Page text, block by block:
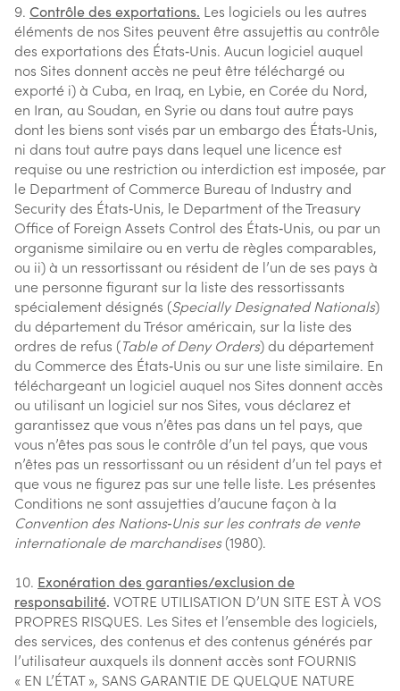
Contrôle des exportations. Les logiciels ou les autres
éléments de nos Sites peuvent être assujettis au contrôle
des exportations des États‑Unis. Aucun logiciel auquel
nos Sites donnent accès ne peut être téléchargé ou
exporté i) à Cuba, en Iraq, en Lybie, en Corée du Nord,
en Iran, au Soudan, en Syrie ou dans tout autre pays
dont les biens sont visés par un embargo des États‑Unis,
ni dans tout autre pays dans lequel une licence est
requise ou une restriction ou interdiction est imposée, par
le Department of Commerce Bureau of Industry and
Security des États‑Unis, le Department of the Treasury
Office of Foreign Assets Control des États‑Unis, ou par un
organisme similaire ou en vertu de règles comparables,
ou ii) à un ressortissant ou résident de l’un de ses pays à
une personne figurant sur la liste des ressortissants
spécialement désignés (Specially Designated Nationals)
du département du Trésor américain, sur la liste des
ordres de refus (Table of Deny Orders) du département
du Commerce des États‑Unis ou sur une liste similaire. En
téléchargeant un logiciel auquel nos Sites donnent accès
ou utilisant un logiciel sur nos Sites, vous déclarez et
garantissez que vous n’êtes pas dans un tel pays, que
vous n’êtes pas sous le contrôle d’un tel pays, que vous
n’êtes pas un ressortissant ou un résident d’un tel pays et
que vous ne figurez pas sur une telle liste. Les présentes
Conditions ne sont assujetties d’aucune façon à la
Convention des Nations‑Unis sur les contrats de vente
internationale de marchandises(1980).
Exonération des garanties/exclusion de
responsabilité. VOTRE UTILISATION D’UN SITE EST À VOS
PROPRES RISQUES. Les Sites et l’ensemble des logiciels,
des services, des contenus et des contenus générés par
l’utilisateur auxquels ils donnent accès sont FOURNIS
« EN L’ÉTAT », SANS GARANTIE DE QUELQUE NATURE